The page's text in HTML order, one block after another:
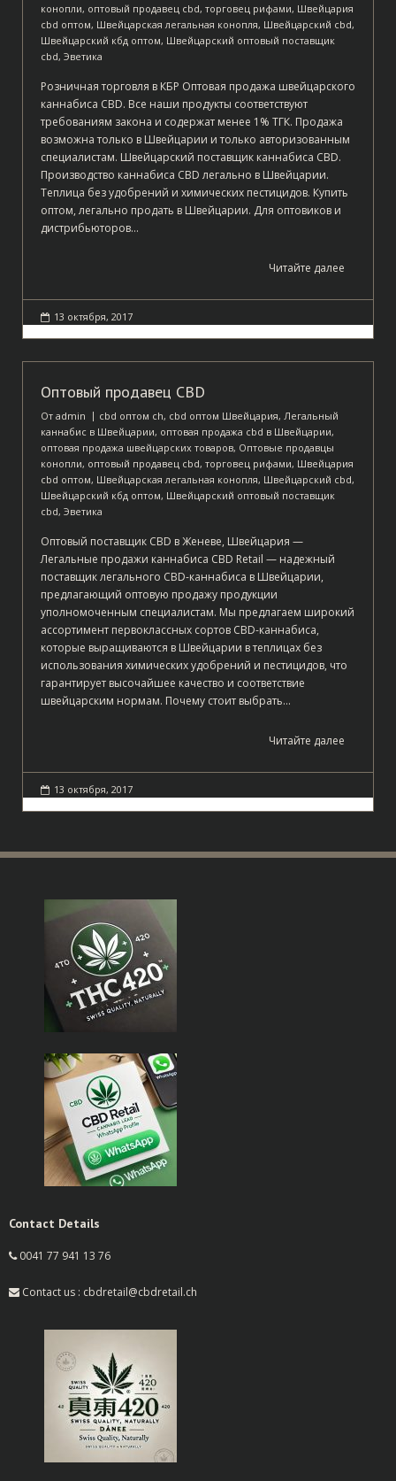
конопли, оптовый продавец cbd, торговец рифами, Швейцария
cbd оптом, Швейцарская легальная конопля, Швейцарский cbd,
Швейцарский кбд оптом, Швейцарский оптовый поставщик
cbd, Эветика
Розничная торговля в КБР Оптовая продажа швейцарского
каннабиса CBD. Все наши продукты соответствуют
требованиям закона и содержат менее 1% ТГК. Продажа
возможна только в Швейцарии и только авторизованным
специалистам. Швейцарский поставщик каннабиса CBD.
Производство каннабиса CBD легально в Швейцарии.
Теплица без удобрений и химических пестицидов. Купить
оптом, легально продать в Швейцарии. Для оптовиков и
дистрибьюторов…
Читайте далее
13 октября, 2017
Оптовый продавец CBD
От admin cbd оптом ch, cbd оптом Швейцария, Легальный
каннабис в Швейцарии, оптовая продажа cbd в Швейцарии,
оптовая продажа швейцарских товаров, Оптовые продавцы
конопли, оптовый продавец cbd, торговец рифами, Швейцария
cbd оптом, Швейцарская легальная конопля, Швейцарский cbd,
Швейцарский кбд оптом, Швейцарский оптовый поставщик
cbd, Эветика
Оптовый поставщик CBD в Женеве, Швейцария —
Легальные продажи каннабиса CBD Retail — надежный
поставщик легального CBD-каннабиса в Швейцарии,
предлагающий оптовую продажу продукции
уполномоченным специалистам. Мы предлагаем широкий
ассортимент первоклассных сортов CBD-каннабиса,
которые выращиваются в Швейцарии в теплицах без
использования химических удобрений и пестицидов, что
гарантирует высочайшее качество и соответствие
швейцарским нормам. Почему стоит выбрать…
Читайте далее
13 октября, 2017
Contact Details
0041 77 941 13 76
Contact us : cbdretail@cbdretail.ch